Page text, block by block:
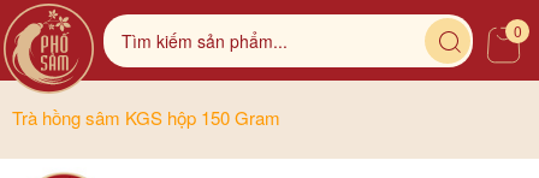
0
Trà hồng sâm KGS hộp 150 Gram